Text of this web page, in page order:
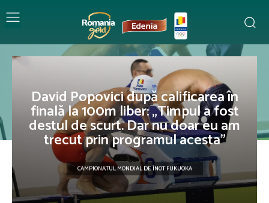
David Popovici după calificarea în
finală la 100m liber: „Timpul a fost
destul de scurt. Dar nu doar eu am
trecut prin programul acesta”
CAMPIONATUL MONDIAL DE ÎNOT FUKUOKA